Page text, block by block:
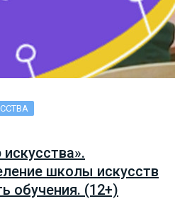
школы искусств
обучения. (12+)